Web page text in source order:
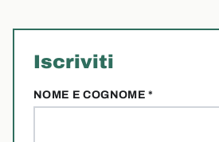
Iscriviti
NOME E COGNOME *